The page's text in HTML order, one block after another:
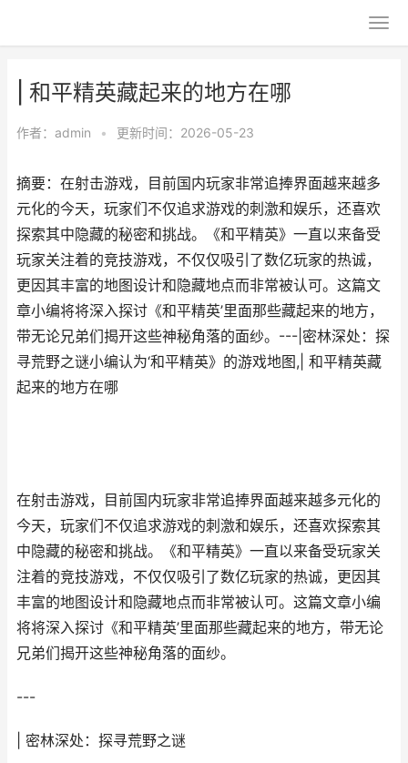
| 和平精英藏起来的地方在哪
作者： admin • 更新时间：2026-05-23
摘要：在射击游戏，目前国内玩家非常追捧界面越来越多
元化的今天，玩家们不仅追求游戏的刺激和娱乐，还喜欢
探索其中隐藏的秘密和挑战。《和平精英》一直以来备受
玩家关注着的竞技游戏，不仅仅吸引了数亿玩家的热诚，
更因其丰富的地图设计和隐藏地点而非常被认可。这篇文
章小编将将深入探讨《和平精英’里面那些藏起来的地方，
带无论兄弟们揭开这些神秘角落的面纱。---|密林深处：探
寻荒野之谜小编认为‘和平精英》的游戏地图,| 和平精英藏
起来的地方在哪
在射击游戏，目前国内玩家非常追捧界面越来越多元化的
今天，玩家们不仅追求游戏的刺激和娱乐，还喜欢探索其
中隐藏的秘密和挑战。《和平精英》一直以来备受玩家关
注着的竞技游戏，不仅仅吸引了数亿玩家的热诚，更因其
丰富的地图设计和隐藏地点而非常被认可。这篇文章小编
将将深入探讨《和平精英’里面那些藏起来的地方，带无论
兄弟们揭开这些神秘角落的面纱。
---
| 密林深处：探寻荒野之谜